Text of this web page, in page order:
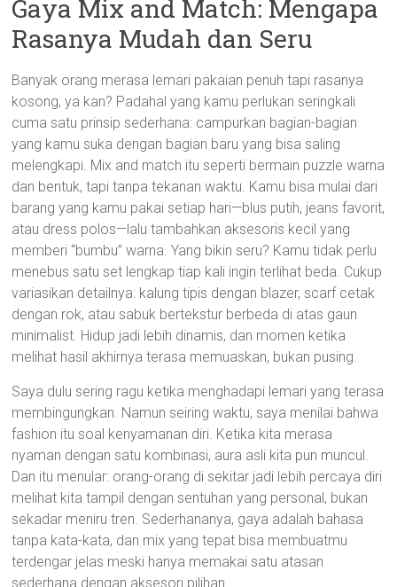
Gaya Mix and Match: Mengapa
Rasanya Mudah dan Seru
Banyak orang merasa lemari pakaian penuh tapi rasanya
kosong, ya kan? Padahal yang kamu perlukan seringkali
cuma satu prinsip sederhana: campurkan bagian-bagian
yang kamu suka dengan bagian baru yang bisa saling
melengkapi. Mix and match itu seperti bermain puzzle warna
dan bentuk, tapi tanpa tekanan waktu. Kamu bisa mulai dari
barang yang kamu pakai setiap hari—blus putih, jeans favorit,
atau dress polos—lalu tambahkan aksesoris kecil yang
memberi “bumbu” warna. Yang bikin seru? Kamu tidak perlu
menebus satu set lengkap tiap kali ingin terlihat beda. Cukup
variasikan detailnya: kalung tipis dengan blazer, scarf cetak
dengan rok, atau sabuk bertekstur berbeda di atas gaun
minimalist. Hidup jadi lebih dinamis, dan momen ketika
melihat hasil akhirnya terasa memuaskan, bukan pusing.
Saya dulu sering ragu ketika menghadapi lemari yang terasa
membingungkan. Namun seiring waktu, saya menilai bahwa
fashion itu soal kenyamanan diri. Ketika kita merasa
nyaman dengan satu kombinasi, aura asli kita pun muncul.
Dan itu menular: orang-orang di sekitar jadi lebih percaya diri
melihat kita tampil dengan sentuhan yang personal, bukan
sekadar meniru tren. Sederhananya, gaya adalah bahasa
tanpa kata-kata, dan mix yang tepat bisa membuatmu
terdengar jelas meski hanya memakai satu atasan
sederhana dengan aksesori pilihan.